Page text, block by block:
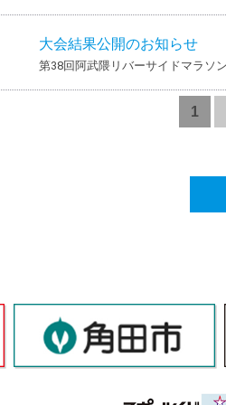
大会結果公開のお知らせ
第38回阿武隈リバーサイドマラソ
1